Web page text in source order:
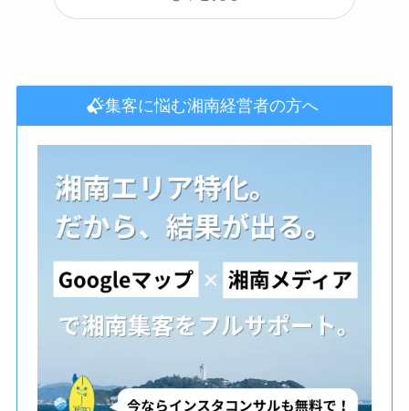
集客に悩む湘南経営者の方へ